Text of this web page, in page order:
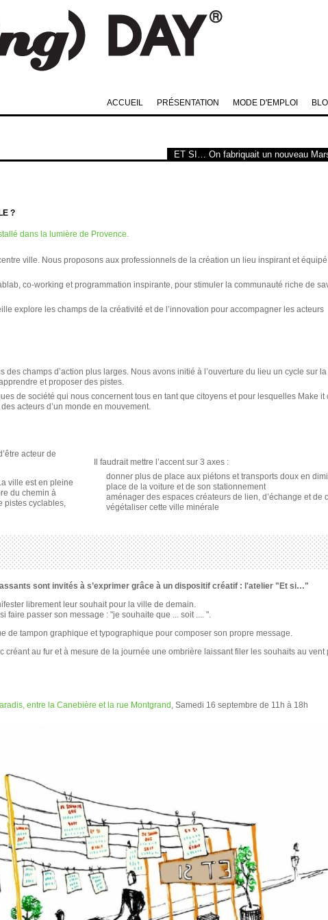
ET SI… On fabriquait un nouveau
?
dans la lumière de Provence.
ville. Nous proposons aux professionnels de la création un lieu inspirant et
co-working et programmation inspirante, pour stimuler la communauté riche de
explore les champs de la créativité et de l’innovation pour accompagner les acteurs
champs d’action plus larges. Nous avons initié à l’ouverture du lieu un cycle sur la
et proposer des pistes.
de société qui nous concernent tous en tant que citoyens et pour lesquelles Make it
acteurs d’un monde en mouvement.
acteur de
ville est en pleine
du chemin à
pistes cyclables,
Il faudrait mettre l’accent sur 3 axes :
donner plus de place aux piétons et transports doux en
place de la voiture et de son stationnement
aménager des espaces créateurs de lien, d’échange et de
végétaliser cette ville minérale
sont invités à s’exprimer grâce à un dispositif créatif : l'atelier "Et si…"
librement leur souhait pour la ville de demain.
faire passer son message : "je souhaite que ... soit .... ".
de tampon graphique et typographique pour composer son propre message.
au fur et à mesure de la journée une ombrière laissant filer les souhaits au vent
entre la Canebière et la rue Montgrand, Samedi 16 septembre de 11h à 18h
MODE D'EMPLOI
PRÉSENTATION
ACCUEIL